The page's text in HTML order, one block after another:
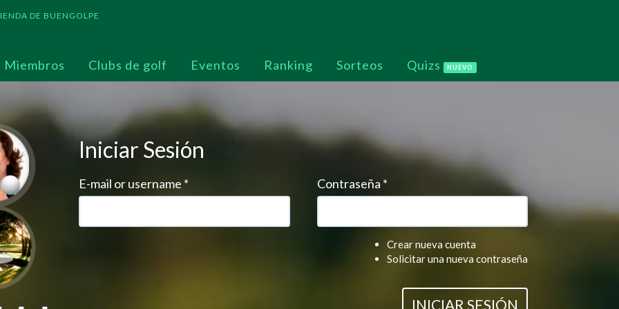
DE BUENGOLPE
Miembros Clubs de golf Eventos Ranking Sorteos Quizs NUEVO
Iniciar Sesión
E-mail or username * Contraseña *
Crear nueva cuenta
Solicitar una nueva contraseña
INICIAR SESIÓN